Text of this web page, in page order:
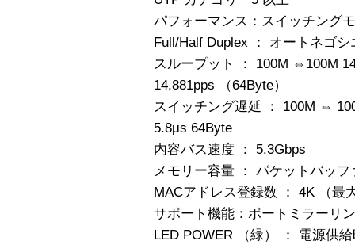
パフォーマンス：スイッチング
Full/Half Duplex ： オートネゴ
スループット ： 100M ⇔100M
14,881pps （64Byte）
スイッチング遅延 ： 100M ⇔
5.8μs 64Byte
内容バス速度 ： 5.3Gbps
メモリー容量 ： パケットバッフ
MACアドレス登録数 ： 4K （最
サポート機能：ポートミラーリ
LED POWER （緑） ： 電源供